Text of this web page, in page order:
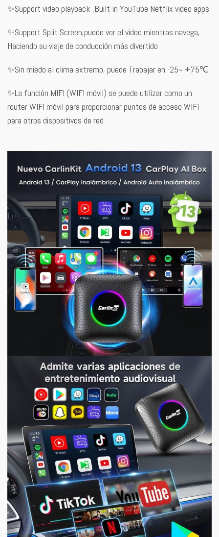
✨Support video playback ,Built-in YouTube Netflix video apps
✨Support Split Screen,puede ver el video mientras navega,
Haciendo su viaje de conducción más divertido
✨Sin miedo al clima extremo, puede Trabajar en -25~ +75℃
✨La función MIFI (WIFI móvil) se puede utilizar como un
router WIFI móvil para proporcionar puntos de acceso WIFI
para otros dispositivos de red